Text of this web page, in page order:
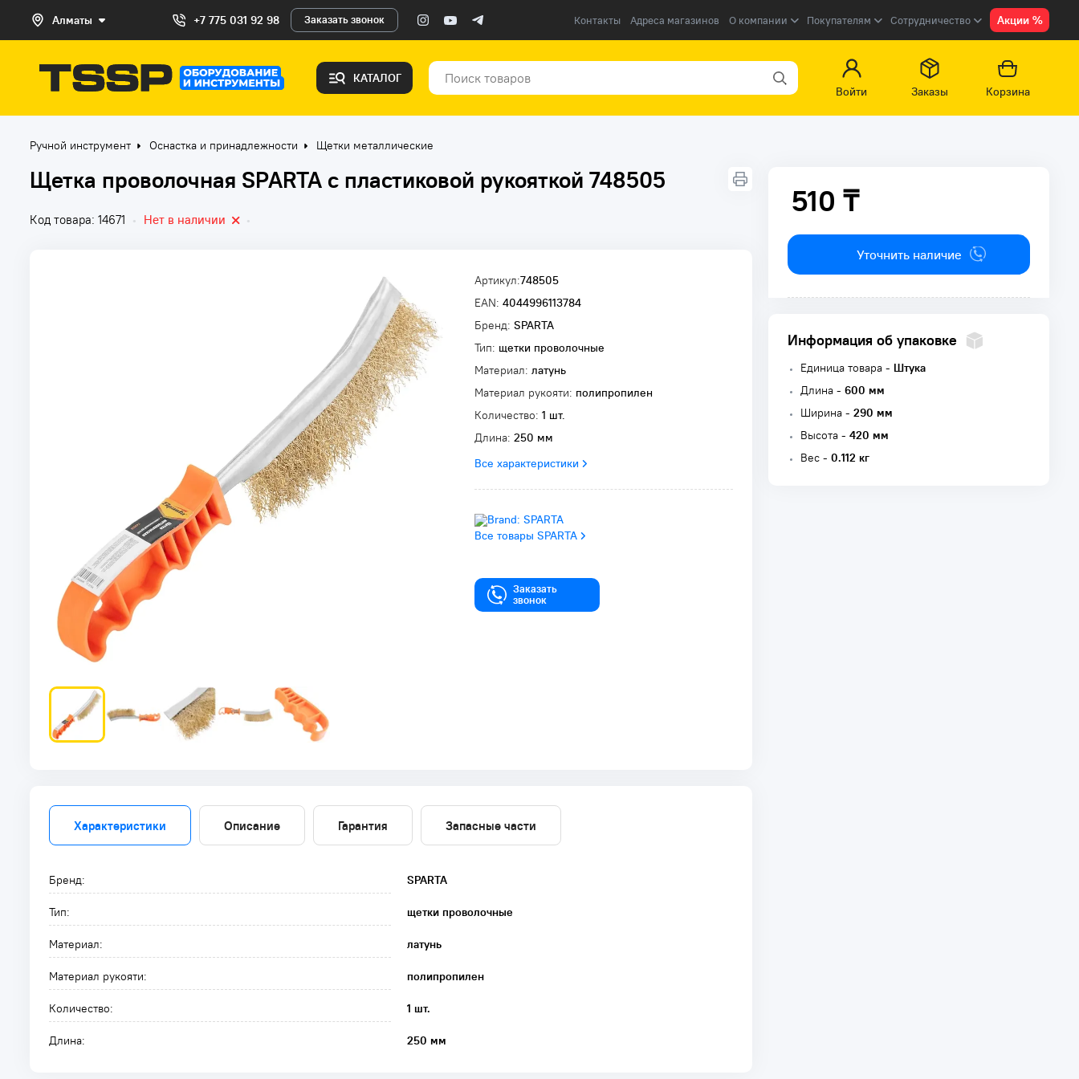
Алматы +7 775 031 92 98 Заказать звонок Контакты Адреса магазинов О компании Покупателям Сотрудничество Акции %
КАТАЛОГ
Войти
Заказы Корзина
Ручной инструмент Оснастка и принадлежности Щетки металлические
Щетка проволочная SPARTA с пластиковой рукояткой 748505
Код товара: 14671 • Нет в наличии •
Артикул:748505
EAN: 4044996113784
Бренд: SPARTA
Тип: щетки проволочные
Материал: латунь
Материал рукояти: полипропилен
Количество: 1 шт.
Длина: 250 мм
Все характеристики
Все товары SPARTA
Заказать
звонок
510 ₸
510 ₸
Уточнить наличие
Информация об упаковке
Единица товара - Штука
Длина - 600 мм
Ширина - 290 мм
Высота - 420 мм
Вес - 0.112 кг
Характеристики Описание Гарантия Запасные части
Бренд: SPARTA
Тип: щетки проволочные
Материал: латунь
Материал рукояти: полипропилен
Количество: 1 шт.
Длина: 250 мм